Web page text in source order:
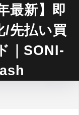
最新】即
/先払い買
｜SONI-